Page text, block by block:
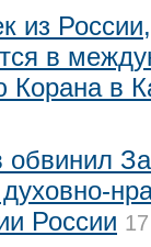
из
в
Корана в
обвинил
России